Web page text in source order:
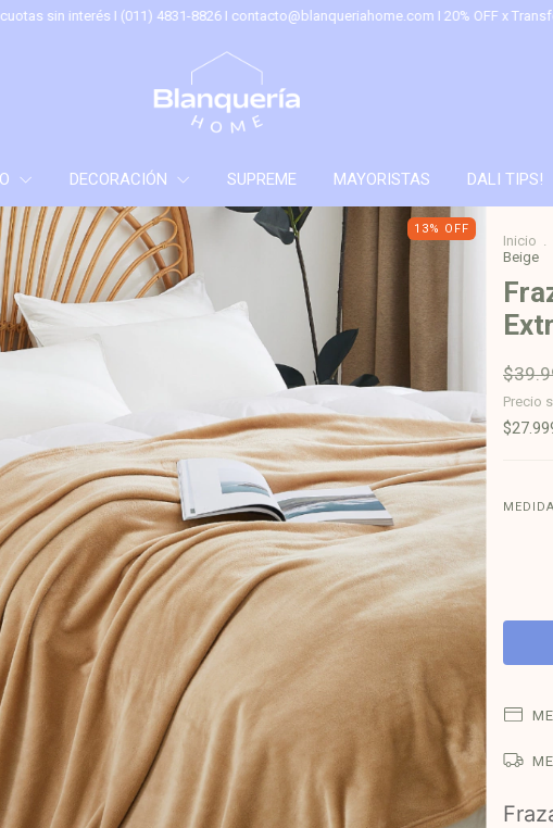
4831-8826 I contacto@blanqueriahome.comI 20% OFF x Transferencia Hasta
DECORACIÓN SUPREME MAYORISTAS DALI TIPS!
13% OFF
Inicio .
Beige
Precio
MEDIDA